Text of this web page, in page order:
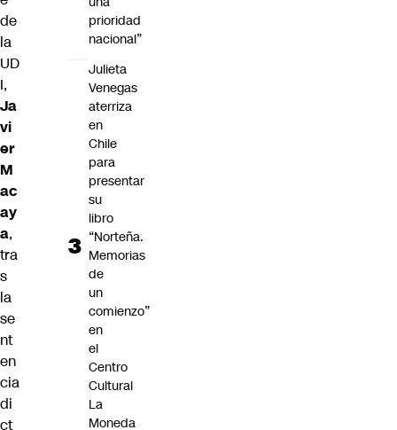
de
la
UD
I,
Ja
vi
er
M
ac
ay
a,
tra
s
la
se
nt
en
cia
di
ct
prioridad
nacional”
Julieta
Venegas
aterriza
en
Chile
para
presentar
su
libro
“Norteña.
Memorias
de
un
comienzo”
en
el
Centro
Cultural
La
Moneda